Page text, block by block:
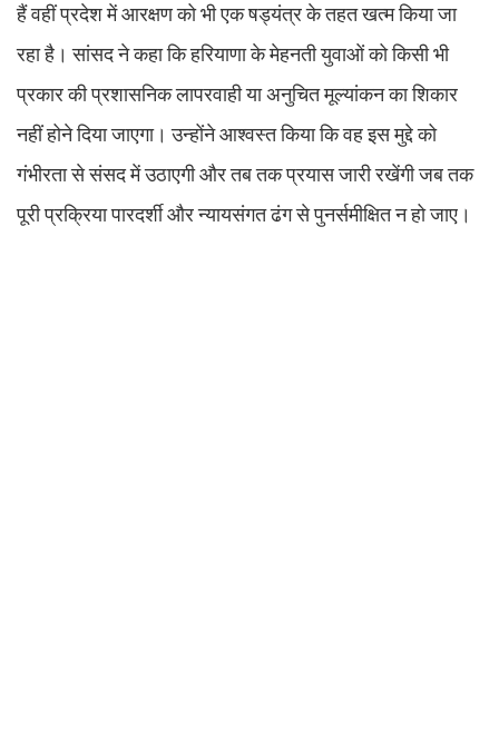
हैं वहीं प्रदेश में आरक्षण को भी एक षड्यंत्र के तहत खत्म किया जा
रहा है। सांसद ने कहा कि हरियाणा के मेहनती युवाओं को किसी भी
प्रकार की प्रशासनिक लापरवाही या अनुचित मूल्यांकन का शिकार
नहीं होने दिया जाएगा। उन्होंने आश्वस्त किया कि वह इस मुद्दे को
गंभीरता से संसद में उठाएगी और तब तक प्रयास जारी रखेंगी जब तक
पूरी प्रक्रिया पारदर्शी और न्यायसंगत ढंग से पुनर्समीक्षित न हो जाए।